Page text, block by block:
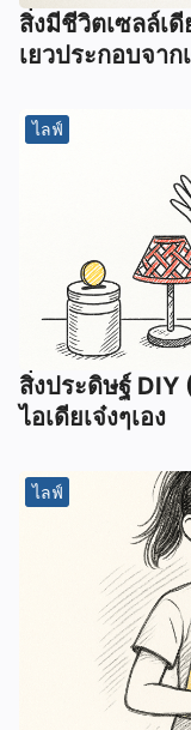
สิ่งมีชีวิตเซลล์เ
เยวประกอบจาก
ไลฟ์
สิ่งประดิษฐ์
ไอเดียเจ๋งๆเอง
ไลฟ์